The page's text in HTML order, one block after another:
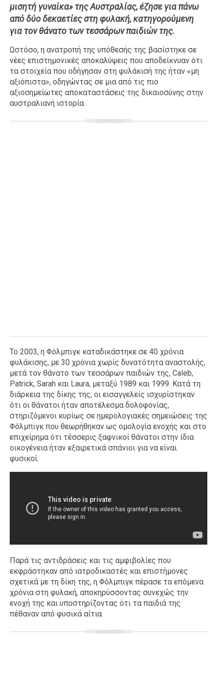
LIFE
Ταξίδια
Style
Σπίτι
Family
Σχέσεις
μισητή γυναίκα» της Αυστραλίας, έζησε για πάνω
από δύο δεκαετίες στη φυλακή, κατηγορούμενη
για τον θάνατο των τεσσάρων παιδιών της.
Ωστόσο, η ανατροπή της υπόθεσής της βασίστηκε σε
νέες επιστημονικές αποκαλύψεις που αποδείκνυαν ότι
τα στοιχεία που οδήγησαν στη φυλάκισή της ήταν «μη
αξιόπιστα», οδηγώντας σε μια από τις πιο
αξιοσημείωτες αποκαταστάσεις της δικαιοσύνης στην
αυστραλιανή ιστορία.
ΔΙΑΦΗΜΙΣΗ
Το 2003, η Φόλμπιγκ καταδικάστηκε σε 40 χρόνια
φυλάκισης, με 30 χρόνια χωρίς δυνατότητα αναστολής,
μετά τον θάνατο των τεσσάρων παιδιών της, Caleb,
Patrick, Sarah και Laura, μεταξύ 1989 και 1999. Κατά τη
διάρκεια της δίκης της, οι εισαγγελείς ισχυρίστηκαν
ότι οι θάνατοι ήταν αποτέλεσμα δολοφονίας,
στηριζόμενοι κυρίως σε ημερολογιακές σημειώσεις της
Φόλμπιγκ που θεωρήθηκαν ως ομολογία ενοχής και στο
επιχείρημα ότι τέσσερις ξαφνικοί θάνατοι στην ίδια
οικογένεια ήταν εξαιρετικά σπάνιοι για να είναι
φυσικοί.
Παρά τις αντιδράσεις και τις αμφιβολίες που
εκφράστηκαν από ιατροδικαστές και επιστήμονες
σχετικά με τη δίκη της, η Φόλμπιγκ πέρασε τα επόμενα
χρόνια στη φυλακή, αποκηρύσσοντας συνεχώς την
ενοχή της και υποστηρίζοντας ότι τα παιδιά της
πέθαναν από φυσικά αίτια.
ΔΙΑΦΗΜΙΣΗ